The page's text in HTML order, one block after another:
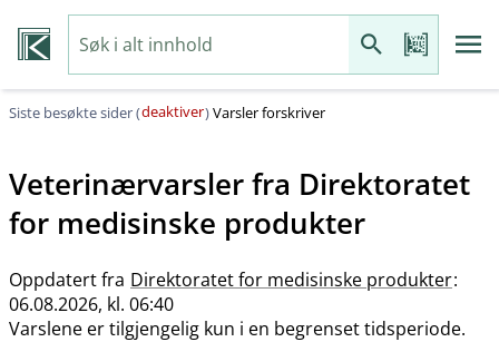
Siste besøkte sider (deaktiver)Varsler forskriver
Veterinærvarsler fra Direktoratet
for medisinske produkter
Oppdatert fra Direktoratet for medisinske produkter:
06.08.2026, kl. 06:40
Varslene er tilgjengelig kun i en begrenset tidsperiode.